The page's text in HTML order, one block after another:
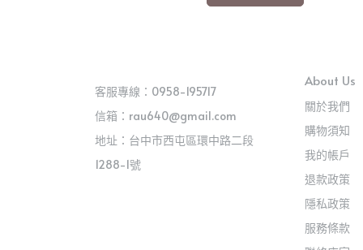
客服專線：0958-195717
信箱：rau640@gmail.com
地址：台中市西屯區環中路二段
1288-1號
About Us
關於我們
購物須知
我的帳戶
退款政策
隱私政策
服務條款